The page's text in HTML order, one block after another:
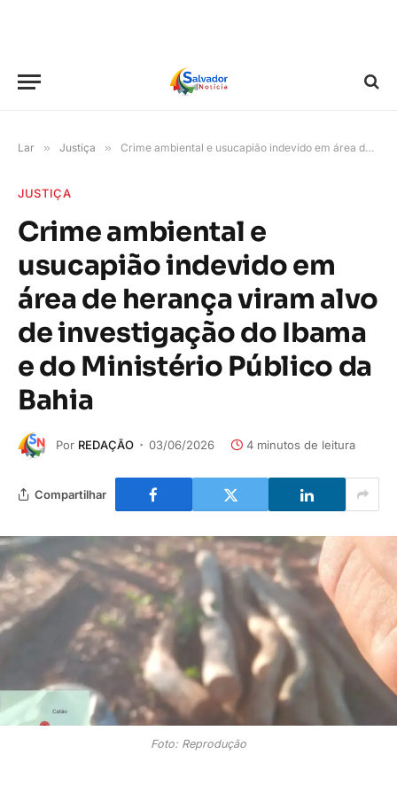
Lar » Justiça » Crime ambiental e usucapião indevido em área de herança viram alvo de investigação do Ibama e do Ministério Público da Bahia
JUSTIÇA
Crime ambiental e
usucapião indevido em
área de herança viram alvo
de investigação do Ibama
e do Ministério Público da
Bahia
Por REDAÇÃO 03/06/2026 4 minutos de leitura
Compartilhar
Foto: Reprodução